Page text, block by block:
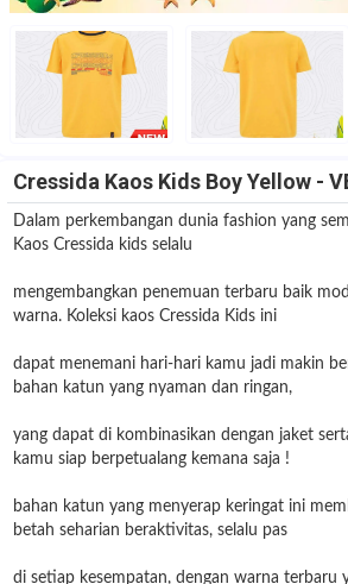
Cressida Kaos Kids Boy Yellow -
Dalam perkembangan dunia fashion yang
Kaos Cressida kids selalu
mengembangkan penemuan terbaru baik
warna. Koleksi kaos Cressida Kids ini
dapat menemani hari-hari kamu jadi makin
bahan katun yang nyaman dan ringan,
yang dapat di kombinasikan dengan jaket
kamu siap berpetualang kemana saja !
bahan katun yang menyerap keringat ini
betah seharian beraktivitas, selalu pas
di setiap kesempatan, dengan warna terbaru